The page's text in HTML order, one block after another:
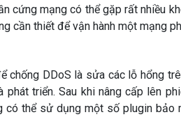
cứng mạng có thể gặp rất nhiều
cần thiết để vận hành một mạng
chống DDoS là sửa các lỗ hổng
triển. Sau khi nâng cấp lên
thể sử dụng một số plugin bảo